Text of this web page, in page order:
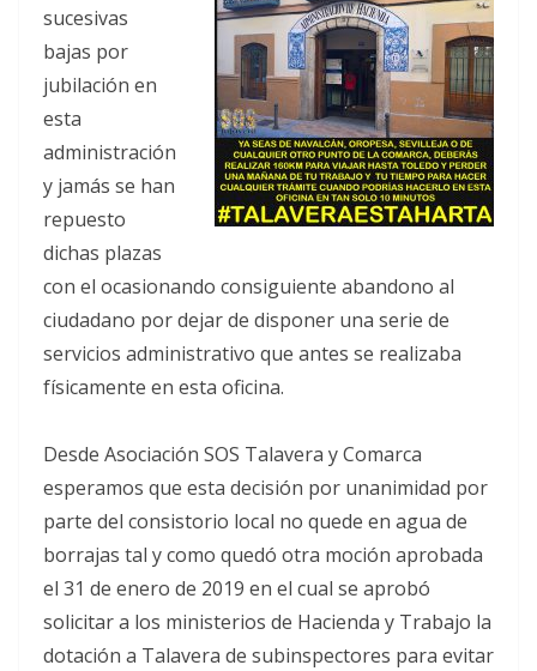
sucesivas
bajas por
jubilación en
esta
administración
y jamás se han
repuesto
dichas plazas
con el ocasionando consiguiente abandono al
ciudadano por dejar de disponer una serie de
servicios administrativo que antes se realizaba
físicamente en esta oficina.
Desde Asociación SOS Talavera y Comarca
esperamos que esta decisión por unanimidad por
parte del consistorio local no quede en agua de
borrajas tal y como quedó otra moción aprobada
el 31 de enero de 2019 en el cual se aprobó
solicitar a los ministerios de Hacienda y Trabajo la
dotación a Talavera de subinspectores para evitar